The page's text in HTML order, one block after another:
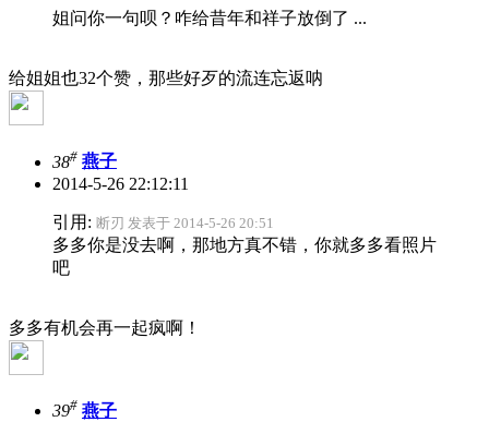
姐问你一句呗？咋给昔年和祥子放倒了 ...
给姐姐也32个赞，那些好歹的流连忘返呐
38# 燕子
2014-5-26 22:12:11
引用: 断刃 发表于 2014-5-26 20:51
多多你是没去啊，那地方真不错，你就多多看照片
吧
多多有机会再一起疯啊！
39# 燕子